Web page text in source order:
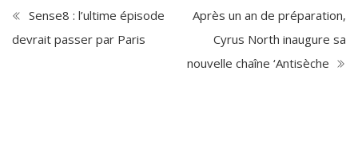
Sense8 : l’ultime épisode
devrait passer par Paris
Après un an de préparation,
Cyrus North inaugure sa
nouvelle chaîne ‘Antisèche